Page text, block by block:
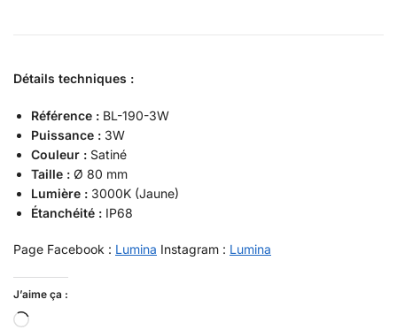
Détails techniques :
Référence : BL-190-3W
Puissance : 3W
Couleur : Satiné
Taille : Ø 80 mm
Lumière : 3000K (Jaune)
Étanchéité : IP68
Page Facebook : Lumina Instagram : Lumina
J’aime ça :